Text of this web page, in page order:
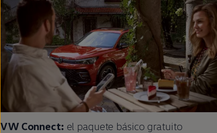
VW Connect: el paquete básico gratuito